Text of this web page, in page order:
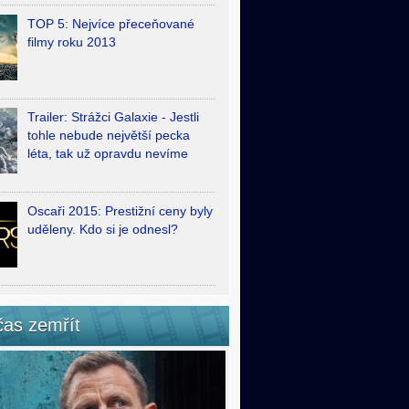
TOP 5: Nejvíce přeceňované
filmy roku 2013
Trailer: Strážci Galaxie - Jestli
tohle nebude největší pecka
léta, tak už opravdu nevíme
Oscaři 2015: Prestižní ceny byly
uděleny. Kdo si je odnesl?
zemřít